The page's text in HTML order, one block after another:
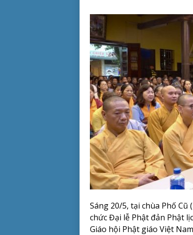
Sáng 20/5, tại chùa Phố
chức Đại lễ Phật đản Phật
Giáo hội Phật giáo Việt